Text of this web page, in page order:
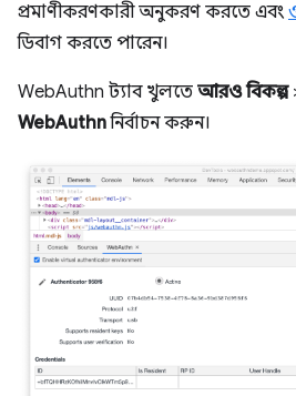
প্রমাণীকরণকারী অনুকরণ করতে এবং
ডিবাগ করতে পারেন।
WebAuthn ট্যাব খুলতে আরও বিকল্প
WebAuthnনির্বাচন করুন।